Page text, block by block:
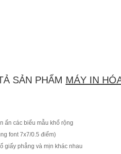
SẢN PHẨM MÁY IN
ấn các biểu mẫu khổ rộng
font 7x7/0.5 điểm)
giấy phẳng và mịn khác nhau